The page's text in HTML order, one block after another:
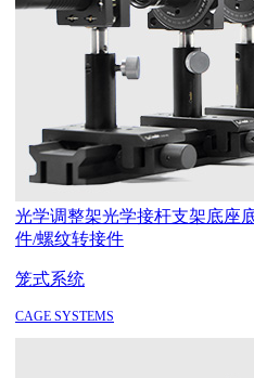
光学调整架光学接杆支架底座
件/螺纹转接件
笼式系统
CAGE SYSTEMS